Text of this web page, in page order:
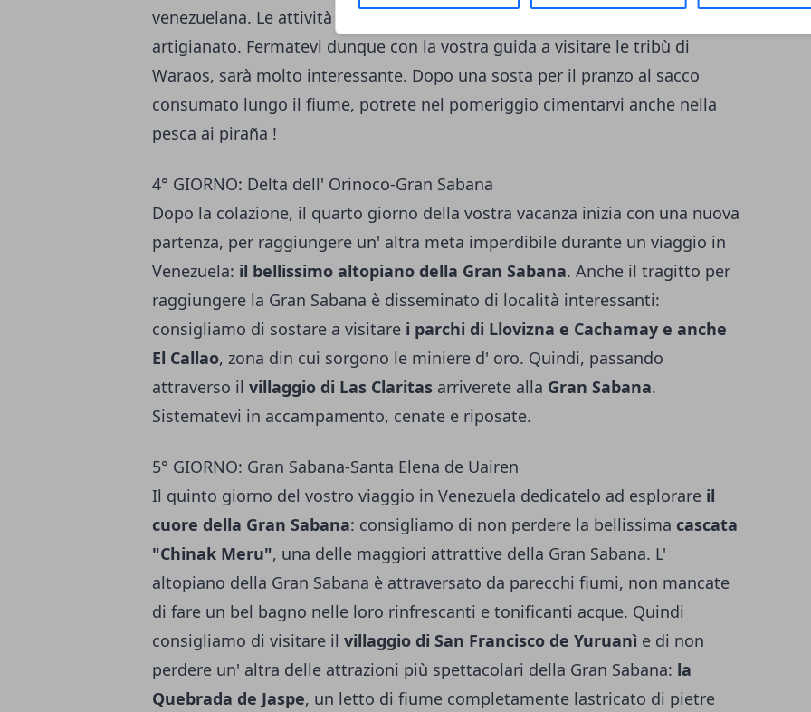
venezuelana. Le attività principali cui si dedica sono la caccia, la pesca e l'
artigianato. Fermatevi dunque con la vostra guida a visitare le tribù di
Waraos, sarà molto interessante. Dopo una sosta per il pranzo al sacco
consumato lungo il fiume, potrete nel pomeriggio cimentarvi anche nella
pesca ai piraña !
4° GIORNO: Delta dell' Orinoco-Gran Sabana
Dopo la colazione, il quarto giorno della vostra vacanza inizia con una nuova
partenza, per raggiungere un' altra meta imperdibile durante un viaggio in
Venezuela: il bellissimo altopiano della Gran Sabana. Anche il tragitto per
raggiungere la Gran Sabana è disseminato di località interessanti:
consigliamo di sostare a visitare i parchi di Llovizna e Cachamay e anche
El Callao, zona din cui sorgono le miniere d' oro. Quindi, passando
attraverso il villaggio di Las Claritas arriverete alla Gran Sabana.
Sistematevi in accampamento, cenate e riposate.
5° GIORNO: Gran Sabana-Santa Elena de Uairen
Il quinto giorno del vostro viaggio in Venezuela dedicatelo ad esplorare il
cuore della Gran Sabana: consigliamo di non perdere la bellissima cascata
"Chinak Meru", una delle maggiori attrattive della Gran Sabana. L'
altopiano della Gran Sabana è attraversato da parecchi fiumi, non mancate
di fare un bel bagno nelle loro rinfrescanti e tonificanti acque. Quindi
consigliamo di visitare il villaggio di San Francisco de Yuruanì e di non
perdere un' altra delle attrazioni più spettacolari della Gran Sabana: la
Quebrada de Jaspe, un letto di fiume completamente lastricato di pietre